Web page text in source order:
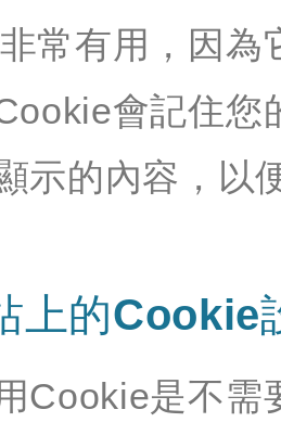
常有用，因為
會記住
示的內容，以
上的Cookie
Cookie是不